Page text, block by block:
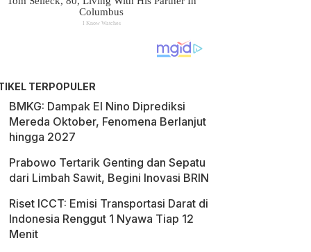
TERPOPULER
BMKG: Dampak El Nino Diprediksi
Mereda Oktober, Fenomena Berlanjut
hingga 2027
Prabowo Tertarik Genting dan Sepatu
dari Limbah Sawit, Begini Inovasi BRIN
Riset ICCT: Emisi Transportasi Darat di
Indonesia Renggut 1 Nyawa Tiap 12
Menit